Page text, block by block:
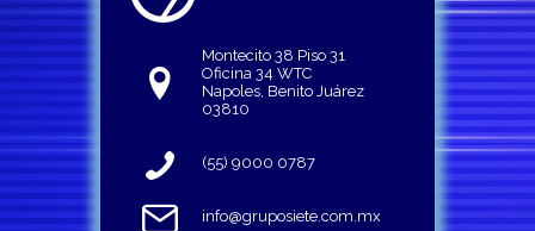
Montecito 38 Piso 31
Oficina 34 WTC
Napoles, Benito Juárez
03810
(55) 9000 0787
info@gruposiete.com.mx